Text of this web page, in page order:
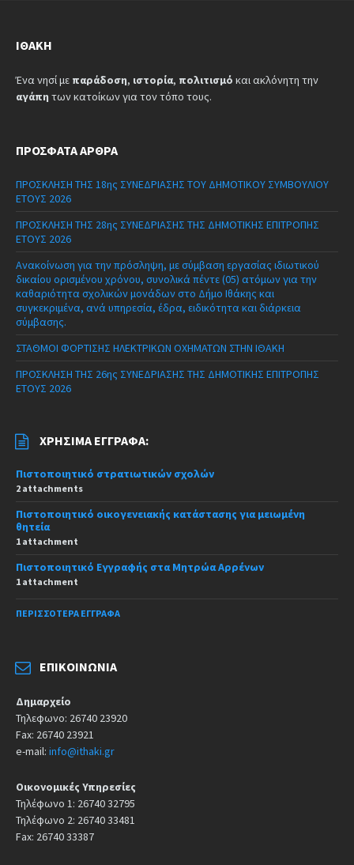
ΙΘΆΚΗ
Ένα νησί με παράδοση, ιστορία, πολιτισμό και ακλόνητη την
αγάπη των κατοίκων για τον τόπο τους.
ΠΡΌΣΦΑΤΑ ΆΡΘΡΑ
ΠΡΟΣΚΛΗΣΗ ΤΗΣ 18ης ΣΥΝΕΔΡΙΑΣΗΣ ΤΟΥ ΔΗΜΟΤΙΚΟΥ ΣΥΜΒΟΥΛΙΟΥ
ΕΤΟΥΣ 2026
ΠΡΟΣΚΛΗΣΗ ΤΗΣ 28ης ΣΥΝΕΔΡΙΑΣΗΣ ΤΗΣ ΔΗΜΟΤΙΚΗΣ ΕΠΙΤΡΟΠΗΣ
ΕΤΟΥΣ 2026
Ανακοίνωση για την πρόσληψη, με σύμβαση εργασίας ιδιωτικού
δικαίου ορισμένου χρόνου, συνολικά πέντε (05) ατόμων για την
καθαριότητα σχολικών μονάδων στο Δήμο Ιθάκης και
συγκεκριμένα, ανά υπηρεσία, έδρα, ειδικότητα και διάρκεια
σύμβασης.
ΣΤΑΘΜΟΙ ΦΟΡΤΙΣΗΣ ΗΛΕΚΤΡΙΚΩΝ ΟΧΗΜΑΤΩΝ ΣΤΗΝ ΙΘΑΚΗ
ΠΡΟΣΚΛΗΣΗ ΤΗΣ 26ης ΣΥΝΕΔΡΙΑΣΗΣ ΤΗΣ ΔΗΜΟΤΙΚΗΣ ΕΠΙΤΡΟΠΗΣ
ΕΤΟΥΣ 2026
ΧΡΉΣΙΜΑ ΈΓΓΡΑΦΑ:
Πιστοποιητικό στρατιωτικών σχολών
2 attachments
Πιστοποιητικό οικογενειακής κατάστασης για μειωμένη
θητεία
1 attachment
Πιστοποιητικό Εγγραφής στα Μητρώα Αρρένων
1 attachment
ΠΕΡΙΣΣΌΤΕΡΑ ΈΓΓΡΑΦΑ
ΕΠΙΚΟΙΝΩΝΊΑ
Δημαρχείο
Τηλεφωνο: 26740 23920
Fax: 26740 23921
e-mail: info@ithaki.gr
Οικονομικές Υπηρεσίες
Τηλέφωνο 1: 26740 32795
Τηλέφωνο 2: 26740 33481
Fax: 26740 33387